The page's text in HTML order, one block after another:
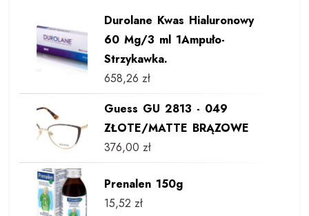
Durolane Kwas Hialuronowy
60 Mg/3 ml 1Ampuło-
Strzykawka.
658,26 zł
Guess GU 2813 - 049
ZŁOTE/MATTE BRĄZOWE
376,00 zł
Prenalen 150g
15,52 zł